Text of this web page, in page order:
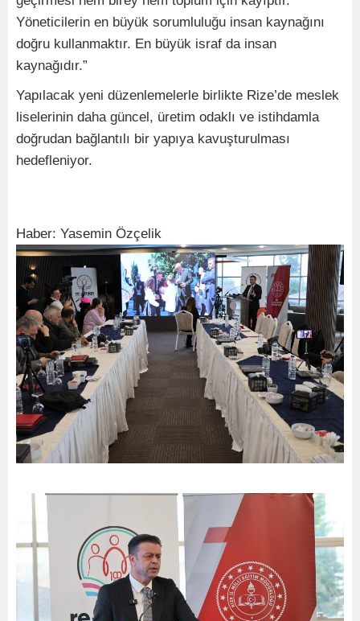
Yöneticilerin en büyük sorumluluğu insan kaynağını
doğru kullanmaktır. En büyük israf da insan
kaynağıdır.”
Yapılacak yeni düzenlemelerle birlikte Rize’de meslek
liselerinin daha güncel, üretim odaklı ve istihdamla
doğrudan bağlantılı bir yapıya kavuşturulması
hedefleniyor.
Haber: Yasemin Özçelik